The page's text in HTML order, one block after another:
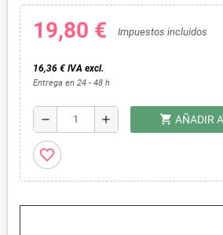
19,80 € Impuestos incluidos
16,36 € IVA excl.
Entrega en 24 - 48 h
remove add shopping_cart AÑADIR
favorite_border